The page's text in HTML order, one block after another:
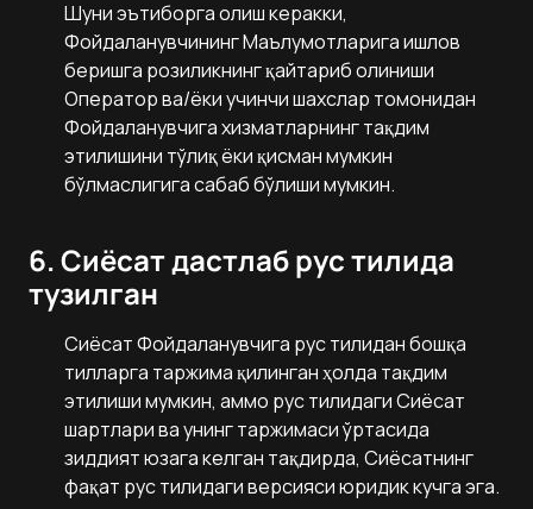
Шуни эътиборга олиш керакки,
Фойдаланувчининг Маълумотларига ишлов
беришга розиликнинг қайтариб олиниши
Оператор ва/ёки учинчи шахслар томонидан
Фойдаланувчига хизматларнинг тақдим
этилишини тўлиқ ёки қисман мумкин
бўлмаслигига сабаб бўлиши мумкин.
6. Сиёсат дастлаб рус тилида
тузилган
Сиёсат Фойдаланувчига рус тилидан бошқа
тилларга таржима қилинган ҳолда тақдим
этилиши мумкин, аммо рус тилидаги Сиёсат
шартлари ва унинг таржимаси ўртасида
зиддият юзага келган тақдирда, Сиёсатнинг
фақат рус тилидаги версияси юридик кучга эга.